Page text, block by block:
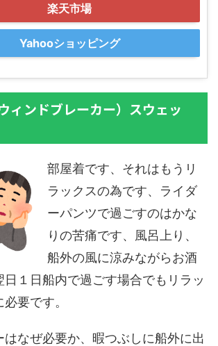
楽天市場
Yahooショッピング
ィンドブレーカー）スウェッ
部屋着です、それはもうリ
ラックスの為です、ライダ
ーパンツで過ごすのはかな
りの苦痛です、風呂上り、
船外の風に涼みながらお酒
日１日船内で過ごす場合でもリラッ
要です。
はなぜ必要か、暇つぶしに船外に出